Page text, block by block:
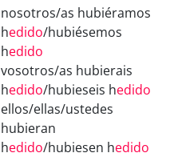
nosotros/as hubiéramos
hedido/hubiésemos
hedido
vosotros/as hubierais
hedido/hubieseis hedido
ellos/ellas/ustedes
hubieran
hedido/hubiesen hedido